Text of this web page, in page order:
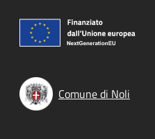
Comune di Noli